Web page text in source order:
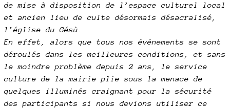
de mise à disposition de l’espace culturel local
et ancien lieu de culte désormais désacralisé,
l’église du Gésù.
En effet, alors que tous nos événements se sont
déroulés dans les meilleures conditions, et sans
le moindre problème depuis 2 ans, le service
culture de la mairie plie sous la menace de
quelques illuminés craignant pour la sécurité
des participants si nous devions utiliser ce